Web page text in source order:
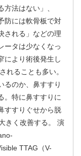
法はない」、
防には軟骨板で対
される」などの理
ータは少なくなっ
により術後発生し
れることも多い。
るのか、鼻すすり
。特に鼻すすりに
すすりぐせから脱
きく改善する。 演
TTAG（V-